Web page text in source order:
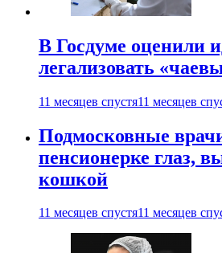
В Госдуме оценили
легализовать
11 месяцев спустя11 месяцев
Подмосковные
пенсионерке глаз,
кошкой
11 месяцев спустя11 месяцев